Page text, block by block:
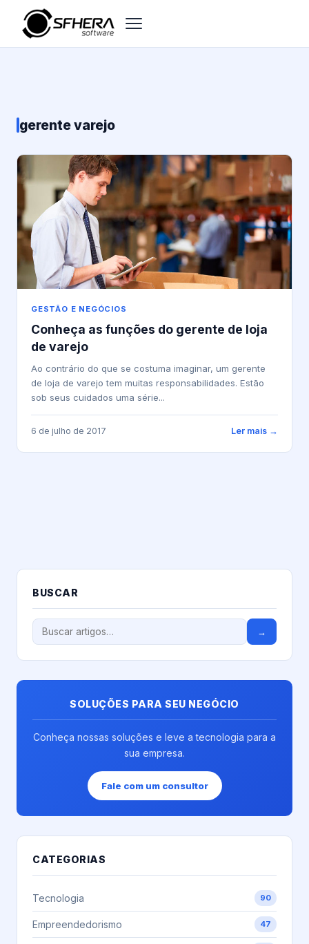
gerente varejo
GESTÃO E NEGÓCIOS
Conheça as funções do gerente de loja
de varejo
Ao contrário do que se costuma imaginar, um gerente
de loja de varejo tem muitas responsabilidades. Estão
sob seus cuidados uma série...
6 de julho de 2017 Ler mais →
BUSCAR
→
SOLUÇÕES PARA SEU NEGÓCIO
Conheça nossas soluções e leve a tecnologia para a
sua empresa.
Fale com um consultor
CATEGORIAS
Tecnologia 90
Empreendedorismo 47